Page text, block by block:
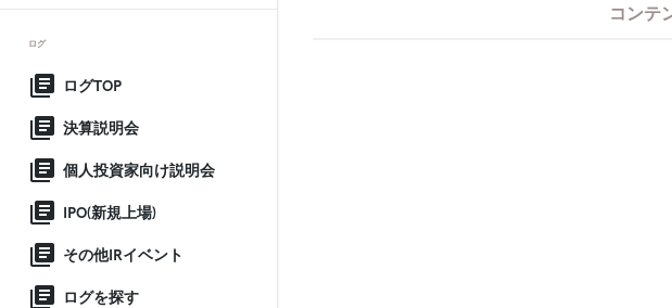
ログ
ログTOP
決算説明会
個人投資家向け説明会
IPO(新規上場)
その他IRイベント
ログを探す
コンテ